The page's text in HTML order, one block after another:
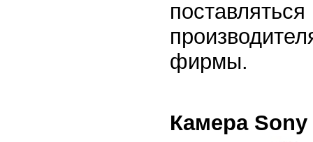
фирмы.
Камера Sony